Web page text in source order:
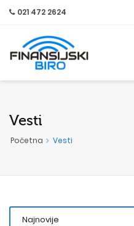
021 472 2624
Vesti
Početna Vesti